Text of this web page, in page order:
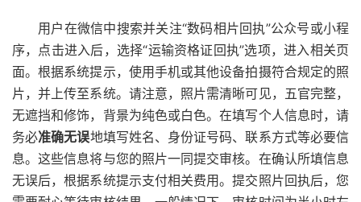
用户在微信中搜索并关注“数码相片回执”公众号或小程
序，点击进入后，选择“运输资格证回执”选项，进入相关页
面。根据系统提示，使用手机或其他设备拍摄符合规定的照
片，并上传至系统。请注意，照片需清晰可见，五官完整，
无遮挡和修饰，背景为纯色或白色。在填写个人信息时，请
务必准确无误地填写姓名、身份证号码、联系方式等必要信
息。这些信息将与您的照片一同提交审核。在确认所填信息
无误后，根据系统提示支付相关费用。提交照片回执后，您